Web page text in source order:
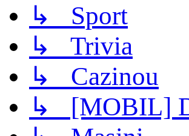
↳ Sport
↳ Trivia
↳ Cazinou
↳ [MOBIL]